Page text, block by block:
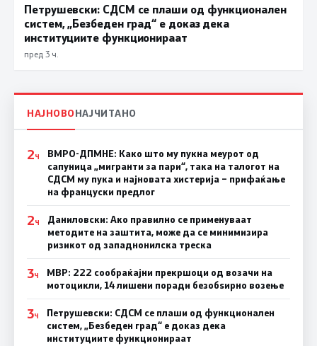
Петрушевски: СДСМ се плаши од функционален
систем, „Безбеден град“ е доказ дека
институциите функционираат
пред 3 ч.
НАЈНОВОНАЈЧИТАНО
2Ч
ВМРО-ДПМНЕ: Како што му пукна меурот од
сапуница „мигранти за пари“, така на талогот на
СДСМ му пука и најновата хистерија – прифаќање
на француски предлог
2Ч
Даниловски: Ако правилно се применуваат
методите на заштита, може да се минимизира
ризикот од западнонилска треска
3Ч
МВР: 222 сообраќајни прекршоци од возачи на
мотоцикли, 14 лишени поради безобѕирно возење
3Ч
Петрушевски: СДСМ се плаши од функционален
систем, „Безбеден град“ е доказ дека
институциите функционираат